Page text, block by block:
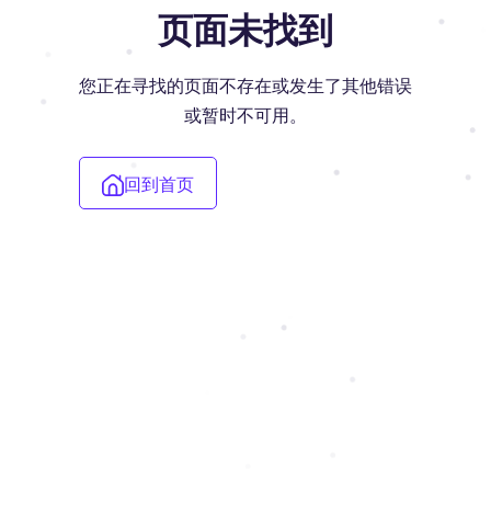
页面未找到
您正在寻找的页面不存在或发生了其他错误
或暂时不可用。
回到首页